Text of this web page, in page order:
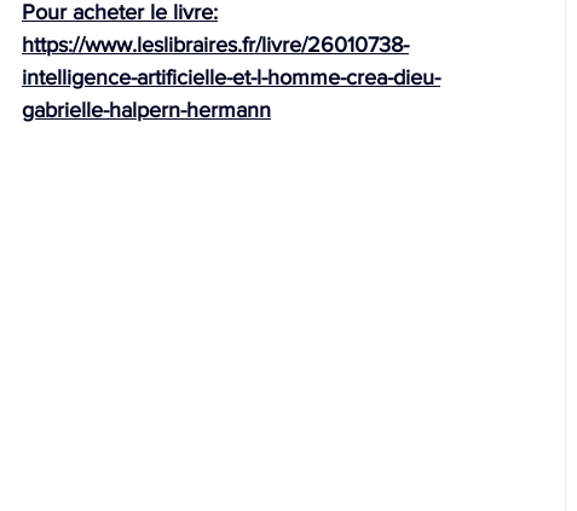
Pour acheter le livre:
https://www.leslibraires.fr/livre/26010738-
intelligence-artificielle-et-l-homme-crea-dieu-
gabrielle-halpern-hermann